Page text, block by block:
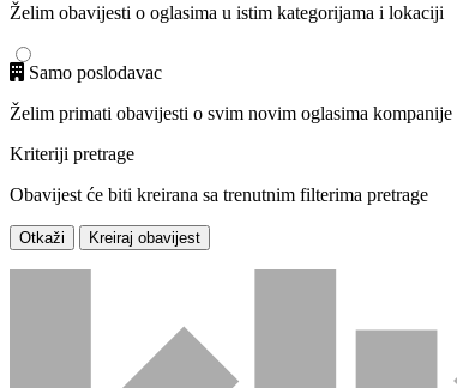
Želim obavijesti o oglasima u istim kategorijama i lokaciji
Samo poslodavac
Želim primati obavijesti o svim novim oglasima kompanije
Kriteriji pretrage
Obavijest će biti kreirana sa trenutnim filterima pretrage
Otkaži Kreiraj obavijest